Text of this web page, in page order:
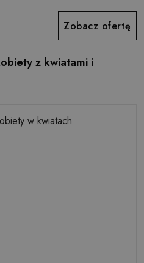
Zobacz ofertę
z kwiatami i